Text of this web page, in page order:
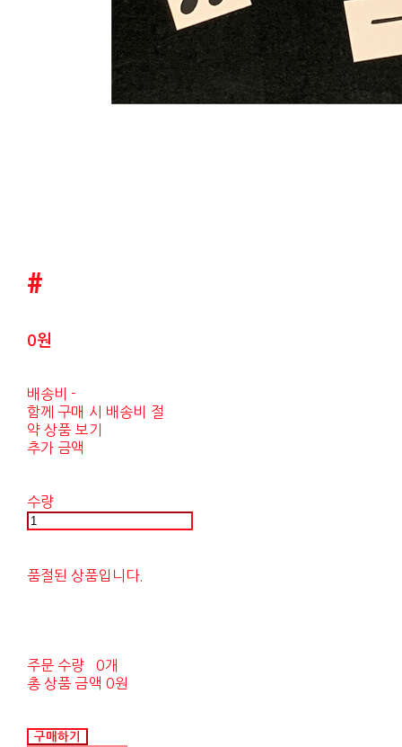
#
0원
배송비-
함께 구매 시 배송비 절
약 상품 보기
추가 금액
수량
품절된 상품입니다.
주문 수량
0개
총 상품 금액 0원
구매하기